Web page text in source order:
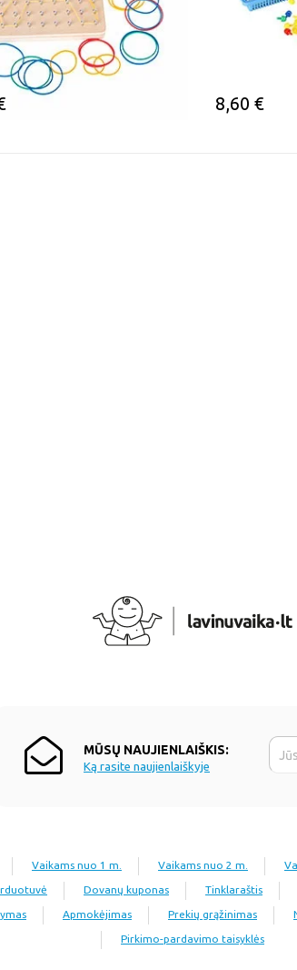
8,60 €
MŪSŲ NAUJIENLAIŠKIS:
Ką rasite naujienlaiškyje
Vaikams nuo 1 m. Vaikams nuo 2 m.
Dovanų kuponas Tinklaraštis
Apmokėjimas Prekių grąžinimas
Pirkimo-pardavimo taisyklės